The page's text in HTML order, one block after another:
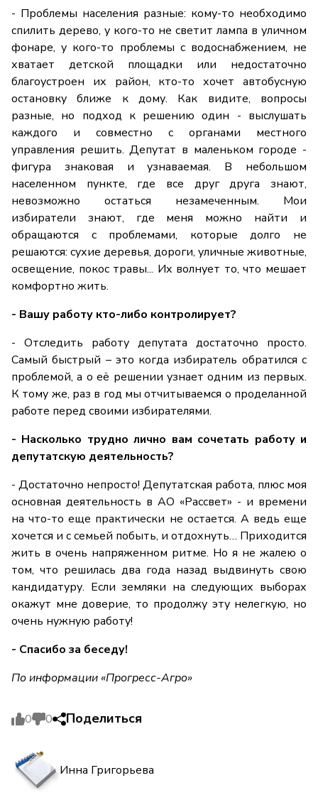
- Проблемы населения разные: кому-то необходимо
спилить дерево, у кого-то не светит лампа в уличном
фонаре, у кого-то проблемы с водоснабжением, не
хватает детской площадки или недостаточно
благоустроен их район, кто-то хочет автобусную
остановку ближе к дому. Как видите, вопросы
разные, но подход к решению один - выслушать
каждого и совместно с органами местного
управления решить. Депутат в маленьком городе -
фигура знаковая и узнаваемая. В небольшом
населенном пункте, где все друг друга знают,
невозможно остаться незамеченным. Мои
избиратели знают, где меня можно найти и
обращаются с проблемами, которые долго не
решаются: сухие деревья, дороги, уличные животные,
освещение, покос травы... Их волнует то, что мешает
комфортно жить.
- Вашу работу кто-либо контролирует?
- Отследить работу депутата достаточно просто.
Самый быстрый – это когда избиратель обратился с
проблемой, а о её решении узнает одним из первых.
К тому же, раз в год мы отчитываемся о проделанной
работе перед своими избирателями.
- Насколько трудно лично вам сочетать работу и
депутатскую деятельность?
- Достаточно непросто! Депутатская работа, плюс моя
основная деятельность в АО «Рассвет» - и времени
на что-то еще практически не остается. А ведь еще
хочется и с семьей побыть, и отдохнуть… Приходится
жить в очень напряженном ритме. Но я не жалею о
том, что решилась два года назад выдвинуть свою
кандидатуру. Если земляки на следующих выборах
окажут мне доверие, то продолжу эту нелегкую, но
очень нужную работу!
- Спасибо за беседу!
По информации «Прогресс-Агро»
0 0 Поделиться
Инна Григорьева